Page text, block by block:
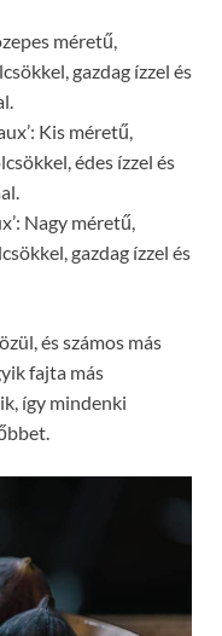
méretű,
gazdag ízzel és
Kis méretű,
édes ízzel és
Nagy méretű,
gazdag ízzel és
és számos más
fajta más
így mindenki